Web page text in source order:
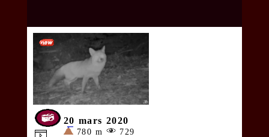
20 mars 2020
780 m 729